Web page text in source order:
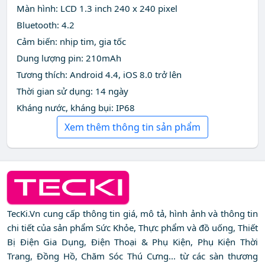
Màn hình: LCD 1.3 inch 240 x 240 pixel
Bluetooth: 4.2
Cảm biến: nhịp tim, gia tốc
Dung lượng pin: 210mAh
Tương thích: Android 4.4, iOS 8.0 trở lên
Thời gian sử dụng: 14 ngày
Kháng nước, kháng bụi: IP68
Xem thêm thông tin sản phẩm
TecKi.Vn cung cấp thông tin giá, mô tả, hình ảnh và thông tin
chi tiết của sản phẩm Sức Khỏe, Thực phẩm và đồ uống, Thiết
Bị Điện Gia Dụng, Điện Thoại & Phụ Kiện, Phụ Kiện Thời
Trang, Đồng Hồ, Chăm Sóc Thú Cưng... từ các sàn thương